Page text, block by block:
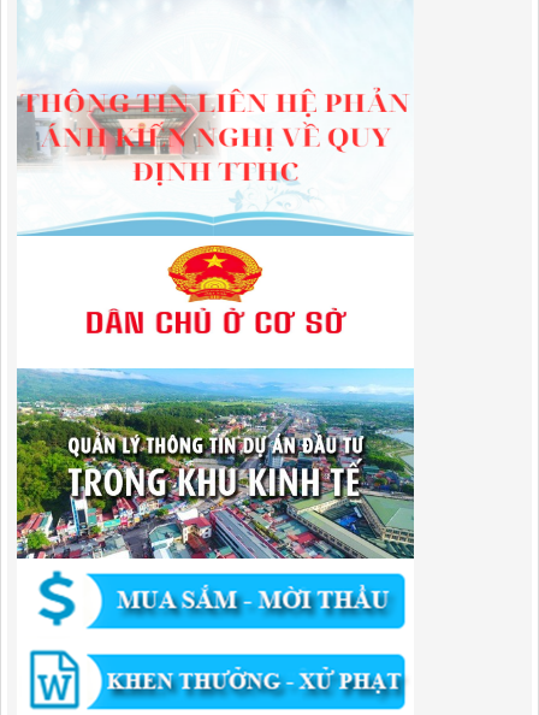
Lượt xem:486 | lượt tải:337
225/QĐ-BQLKKT
QUYẾT ĐỊNH Về việc công bố công khai giao dự toán chi ngân sách
năm 2024
Lượt xem:600 | lượt tải:650
01/2026/NQ-HĐND
Nghị Quyết Quy định mức thu, chế độ thu, nộp, quản lý và sử dụng
Phí sử dụng công trình kết cấu hạ tầng, công trình dịch vụ, tiện ích
công cộng trong khu vực cửa khẩu trên địa bàn tỉnh Cao Bằng
Lượt xem:309 | lượt tải:108
1787/QĐ-UBND
bãi bỏ trong lĩnh vực đầu tư theo phương thức đối tác công tư; đấu
thầu lựa chọn nhà đầu tư thuộc thẩm quyền giải quyết của Sở Tài
chính, Ban Quản lý Khu kinh tế tỉnh, UBND cấp xã tỉnh CB
Lượt xem:301 | lượt tải:303
182/QĐ-BQLKKT
Quyết Định Công khai điều chỉnh, bổ sung Kế hoạch vốn đầu tư
công năm 2025
Lượt xem:453 | lượt tải:350
1174/QĐ-UBND
QUYẾT ĐỊNH Về việc công bố danh mục thủ tục HC được sửa đổi,bổ
sung và phê duyệt quy trình nội bộ giải quyết TTHC trong lĩnh vực
hoạt động xây dựng theo quy định phân quyền,phân cấp,phân định
thẩm quyền thuộc phạm vi giải quyết của Ban QLKKT